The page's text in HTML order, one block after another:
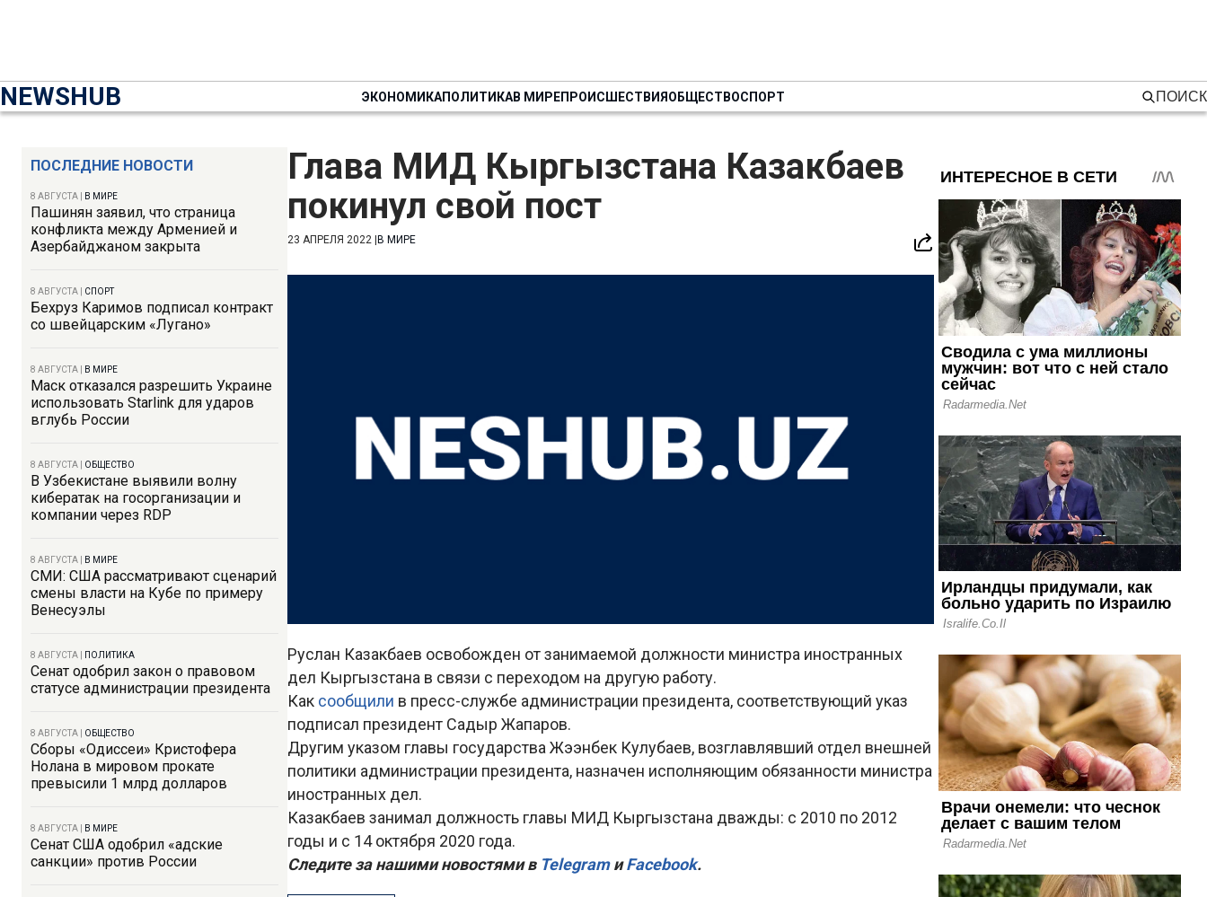
NEWSHUB ЭКОНОМИКАПОЛИТИКАВ МИРЕПРОИСШЕСТВИЯОБЩЕСТВОСПОРТ ПОИСК
ПОСЛЕДНИЕ НОВОСТИ
8 АВГУСТА В МИРЕ
Пашинян заявил, что страница
конфликта между Арменией и
Азербайджаном закрыта
8 АВГУСТА СПОРТ
Бехруз Каримов подписал контракт
со швейцарским «Лугано»
8 АВГУСТА В МИРЕ
Маск отказался разрешить Украине
использовать Starlink для ударов
вглубь России
8 АВГУСТА ОБЩЕСТВО
В Узбекистане выявили волну
кибератак на госорганизации и
компании через RDP
8 АВГУСТА В МИРЕ
СМИ: США рассматривают сценарий
смены власти на Кубе по примеру
Венесуэлы
8 АВГУСТА ПОЛИТИКА
Сенат одобрил закон о правовом
статусе администрации президента
8 АВГУСТА ОБЩЕСТВО
Сборы «Одиссеи» Кристофера
Нолана в мировом прокате
превысили 1 млрд долларов
8 АВГУСТА В МИРЕ
Сенат США одобрил «адские
санкции» против России
Глава МИД Кыргызстана Казакбаев
покинул свой пост
23 АПРЕЛЯ 2022 В МИРЕ
Руслан Казакбаев освобожден от занимаемой должности министра иностранных
дел Кыргызстана в связи с переходом на другую работу.
Как сообщили в пресс-службе администрации президента, соответствующий указ
подписал президент Садыр Жапаров.
Другим указом главы государства Жээнбек Кулубаев, возглавлявший отдел внешней
политики администрации президента, назначен исполняющим обязанности министра
иностранных дел.
Казакбаев занимал должность главы МИД Кыргызстана дважды: с 2010 по 2012
годы и с 14 октября 2020 года.
Следите за нашими новостями вTelegramиFacebook.